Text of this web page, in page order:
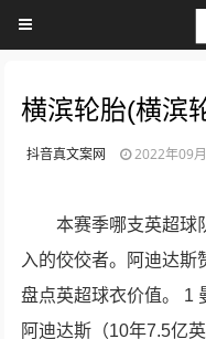
横滨轮胎(横滨
抖音真文案网 2022年09
本赛季哪支英超球
入的佼佼者。阿迪达斯
盘点英超球衣价值。 1
阿迪达斯（10年7.5亿